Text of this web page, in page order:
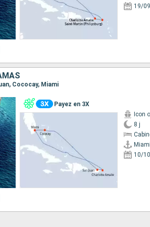
19/
Cococay, Miami
Payez en 3X
Icon
8 j
Miami
10/